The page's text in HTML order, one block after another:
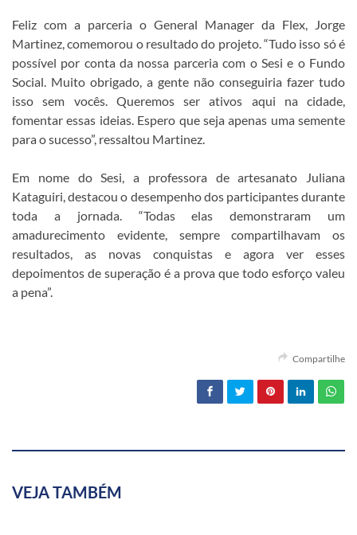
Feliz com a parceria o General Manager da Flex, Jorge
Martinez, comemorou o resultado do projeto. “Tudo isso só é
possível por conta da nossa parceria com o Sesi e o Fundo
Social. Muito obrigado, a gente não conseguiria fazer tudo
isso sem vocês. Queremos ser ativos aqui na cidade,
fomentar essas ideias. Espero que seja apenas uma semente
para o sucesso”, ressaltou Martinez.
Em nome do Sesi, a professora de artesanato Juliana
Kataguiri, destacou o desempenho dos participantes durante
toda a jornada. “Todas elas demonstraram um
amadurecimento evidente, sempre compartilhavam os
resultados, as novas conquistas e agora ver esses
depoimentos de superação é a prova que todo esforço valeu
a pena”.
Compartilhe
VEJA TAMBÉM